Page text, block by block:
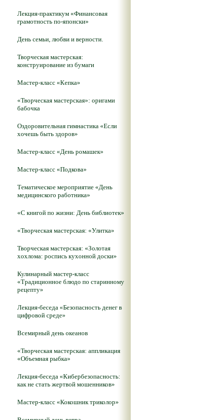
Лекция-практикум «Финансовая
грамотность по-японски»
День семьи, любви и верности.
Творческая мастерская:
конструирование из бумаги
Мастер-класс «Кепка»
«Творческая мастерская»: оригами
бабочка
Оздоровительная гимнастика «Если
хочешь быть здоров»
Мастер-класс «День ромашек»
Мастер-класс «Подкова»
Тематическое мероприятие «День
медицинского работника»
«С книгой по жизни: День библиотек»
«Творческая мастерская: «Улитка»
Творческая мастерская: «Золотая
хохлома: роспись кухонной доски»
Кулинарный мастер-класс
«Традиционное блюдо по старинному
рецепту»
Лекция-беседа «Безопасность денег в
цифровой среде»
Всемирный день океанов
«Творческая мастерская: аппликация
«Объемная рыбка»
Лекция-беседа «Кибербезопасность:
как не стать жертвой мошенников»
Мастер-класс «Кокошник триколор»